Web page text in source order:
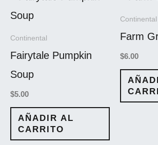
Continental
Fairytale Pumpkin
Soup
$5.00
AÑADIR AL
CARRITO
Continental
Farm
$6.00